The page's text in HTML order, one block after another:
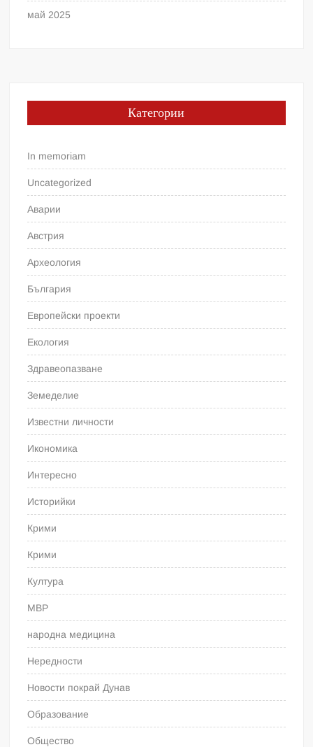
май 2025
Категории
In memoriam
Uncategorized
Аварии
Австрия
Археология
България
Европейски проекти
Екология
Здравеопазване
Земеделие
Известни личности
Икономика
Интересно
Историйки
Крими
Крими
Култура
МВР
народна медицина
Нередности
Новости покрай Дунав
Образование
Общество